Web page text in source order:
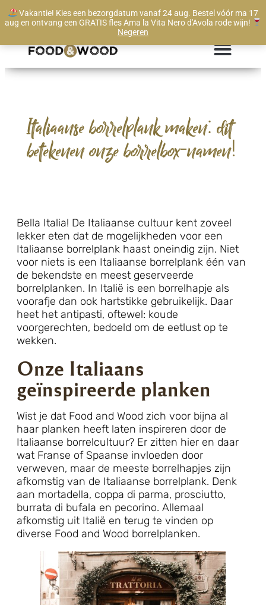
Vakantie! Kies een bezorgdatum vanaf 24 aug. Bestel vóór ma 17
aug en ontvang een GRATIS fles Ama la Vita Nero d'Avola rode wijn!
Negeren
Levertijd vanaf 1 werkdag
Italiaanse borrelplank maken: dit
betekenen onze borrelbox-namen!
Bella Italia! De Italiaanse cultuur kent zoveel
lekker eten dat de mogelijkheden voor een
Italiaanse borrelplank haast oneindig zijn. Niet
voor niets is een Italiaanse borrelplank één van
de bekendste en meest geserveerde
borrelplanken. In Italië is een borrelhapje als
voorafje dan ook hartstikke gebruikelijk. Daar
heet het antipasti, oftewel: koude
voorgerechten, bedoeld om de eetlust op te
wekken.
Onze Italiaans
geïnspireerde planken
Wist je dat Food and Wood zich voor bijna al
haar planken heeft laten inspireren door de
Italiaanse borrelcultuur? Er zitten hier en daar
wat Franse of Spaanse invloeden door
verweven, maar de meeste borrelhapjes zijn
afkomstig van de Italiaanse borrelplank. Denk
aan mortadella, coppa di parma, prosciutto,
burrata di bufala en pecorino. Allemaal
afkomstig uit Italië en terug te vinden op
diverse Food and Wood borrelplanken.